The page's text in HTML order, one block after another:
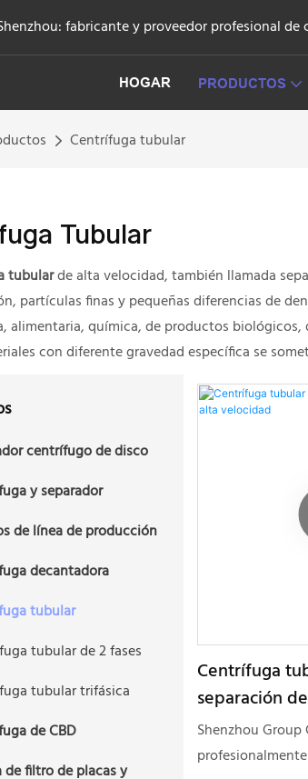
fabricante y proveedor profesional
HOGAR PRODUCTOS
Centrífuga tubular
Tubular
tubularde alta velocidad, también llamada
partículas finas y pequeñas diferencias de
alimentaria, química, de productos
con diferente gravedad específica se
centrífugo de disco
de disco de 2 fases
de disco trifásica
y separador
de placas
de línea de producción
decantadora
decantadora
decantadora de
perforación
tubular
tubular de 2 fases
tubular trifásica
de CBD
de filtro de placas y
Centrífuga
separación
velocidad
Shenzhou Group